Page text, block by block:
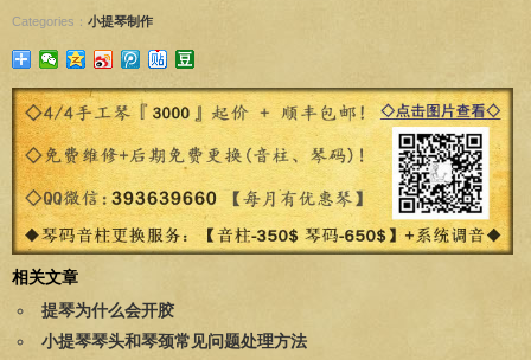
Categories： 小提琴制作
相关文章
提琴为什么会开胶
小提琴琴头和琴颈常见问题处理方法